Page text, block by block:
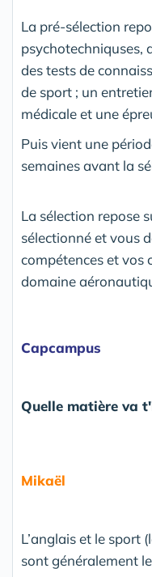
La pré-sélection
psychotechniquses,
des tests de
de sport ; un
médicale et une
Puis vient une
semaines avant la
La sélection repose
sélectionné et vous
compétences et vos
domaine
Capcampus
Quelle matière va
Mikaël
L’anglais et le sport
sont généralement